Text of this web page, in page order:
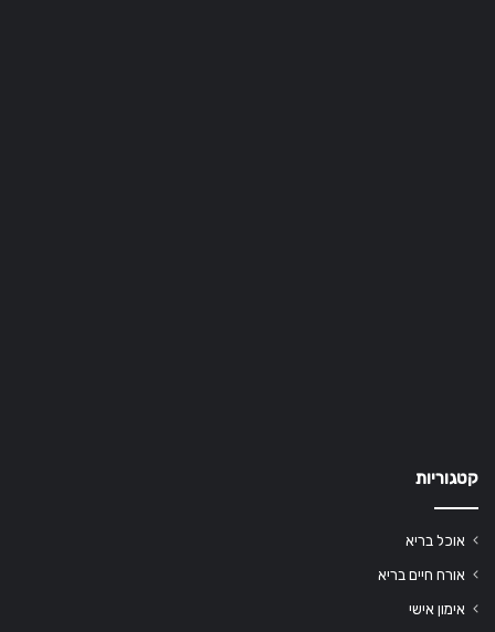
קטגוריות
אוכל בריא
אורח חיים בריא
אימון אישי